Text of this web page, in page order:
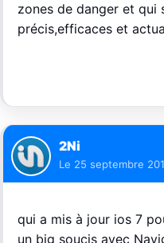
zones de danger et qui
précis,efficaces et
2Ni
Le 25 septembre
qui a mis à jour ios 7
un big soucis avec